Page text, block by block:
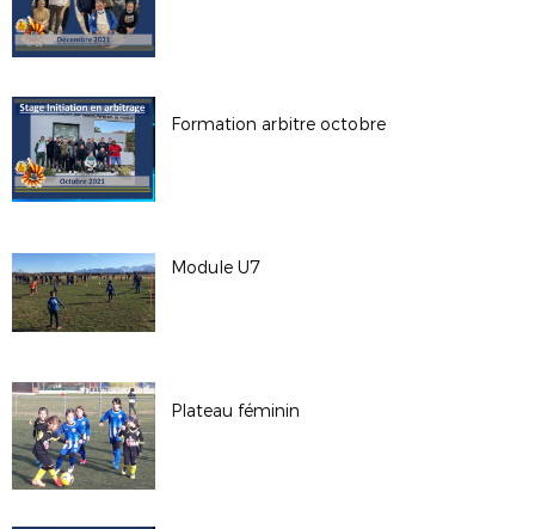
Formation arbitre octobre
Module U7
Plateau féminin